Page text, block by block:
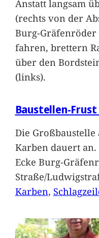
Anstatt langsam
(rechts von der
Burg-Gräfenröder
fahren, brettern
über den
(links).
Baustellen-
Die Großbaustelle
Karben dauert
Ecke Burg-
Straße/
Karben,